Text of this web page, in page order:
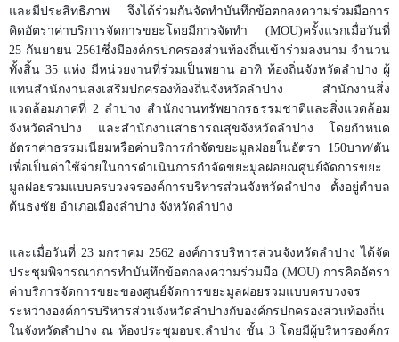
และมีประสิทธิภาพ จึงได้ร่วมกันจัดทำบันทึกข้อตกลงความร่วมมือการ
คิดอัตราค่าบริการจัดการขยะโดยมีการจัดทำ (MOU)ครั้งแรกเมื่อวันที่
25 กันยายน 2561 ซึ่งมีองค์กรปกครองส่วนท้องถิ่นเข้าร่วมลงนาม จำนวน
ทั้งสิ้น 35 แห่ง มีหน่วยงานที่ร่วมเป็นพยาน อาทิ ท้องถิ่นจังหวัดลำปาง ผู้
แทนสำนักงานส่งเสริมปกครองท้องถิ่นจังหวัดลำปาง สำนักงานสิ่ง
แวดล้อมภาคที่ 2 ลำปาง สำนักงานทรัพยากรธรรมชาติและสิ่งแวดล้อม
จังหวัดลำปาง และสำนักงานสาธารณสุขจังหวัดลำปาง โดยกำหนด
อัตราค่าธรรมเนียมหรือค่าบริการกำจัดขยะมูลฝอยในอัตรา 150บาท/ตัน
เพื่อเป็นค่าใช้จ่ายในการดำเนินการกำจัดขยะมูลฝอยณศูนย์จัดการขยะ
มูลฝอยรวมแบบครบวงจรองค์การบริหารส่วนจังหวัดลำปาง ตั้งอยู่ตำบล
ต้นธงชัย อำเภอเมืองลำปาง จังหวัดลำปาง
และเมื่อวันที่ 23มกราคม 2562 องค์การบริหารส่วนจังหวัดลำปาง ได้จัด
ประชุมพิจารณาการทำบันทึกข้อตกลงความร่วมมือ (MOU) การคิดอัตรา
ค่าบริการจัดการขยะของศูนย์จัดการขยะมูลฝอยรวมแบบครบวงจร
ระหว่างองค์การบริหารส่วนจังหวัดลำปางกับองค์กรปกครองส่วนท้องถิ่น
ในจังหวัดลำปาง ณ ห้องประชุมอบจ.ลำปาง ชั้น 3 โดยมีผู้บริหารองค์กร